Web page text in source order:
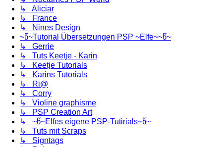
↳ Aliciar
↳ France
↳ Nines Design
~წ~Tutorial Übersetzungen PSP ~Elfe~~წ~
↳ Gerrie
↳ Tuts Keetje - Karin
↳ Keetje Tutorials
↳ Karins Tutorials
↳ Ri@
↳ Corry
↳ Violine graphisme
↳ PSP Creation Art
↳ ~წ~Elfes eigene PSP-Tutirials~წ~
↳ Tuts mit Scraps
↳ Signtags